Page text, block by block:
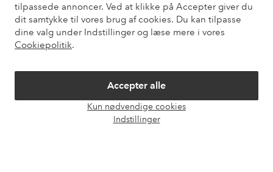
tilpassede annoncer. Ved at klikke på Accepter giver du
dit samtykke til vores brug af cookies. Du kan tilpasse
dine valg under Indstillinger og læse mere i vores
Cookiepolitik.
Accepter alle
Kun nødvendige cookies
Indstillinger
Mine sider
Om Ellos